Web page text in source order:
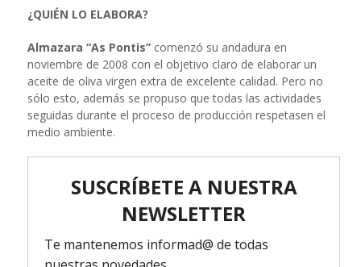
¿QUIÉN LO ELABORA?
Almazara “As Pontis”comenzó su andadura en
noviembre de 2008 con el objetivo claro de elaborar un
aceite de oliva virgen extra de excelente calidad. Pero no
sólo esto, además se propuso que todas las actividades
seguidas durante el proceso de producción respetasen el
medio ambiente.